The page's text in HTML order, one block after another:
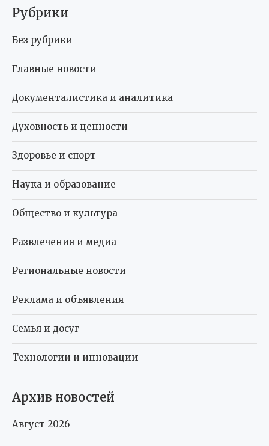
Рубрики
Без рубрики
Главные новости
Документалистика и аналитика
Духовность и ценности
Здоровье и спорт
Наука и образование
Общество и культура
Развлечения и медиа
Региональные новости
Реклама и объявления
Семья и досуг
Технологии и инновации
Архив новостей
Август 2026